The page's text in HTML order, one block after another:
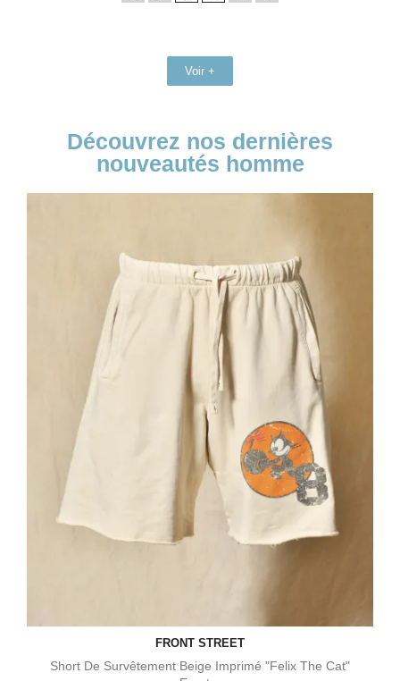
Voir +
Découvrez nos dernières
nouveautés homme
FRONT STREET
Short De Survêtement Beige Imprimé "Felix The Cat"